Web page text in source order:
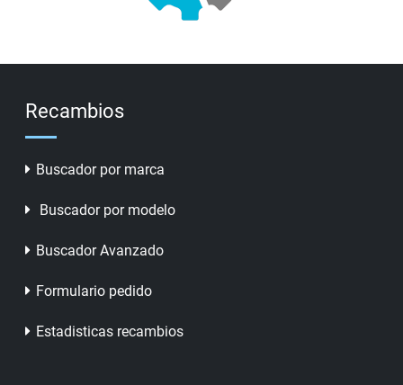
Recambios
Buscador por marca
Buscador por modelo
Buscador Avanzado
Formulario pedido
Estadisticas recambios